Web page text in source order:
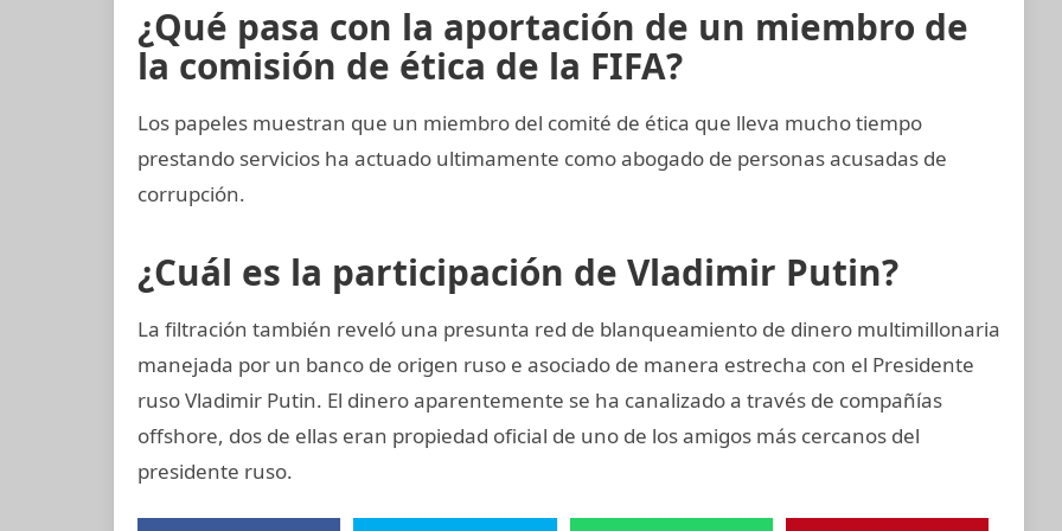
¿Qué pasa con la aportación de un miembro de
la comisión de ética de la FIFA?
Los papeles muestran que un miembro del comité de ética que lleva mucho tiempo
prestando servicios ha actuado ultimamente como abogado de personas acusadas de
corrupción.
¿Cuál es la participación de Vladimir Putin?
La filtración también reveló una presunta red de blanqueamiento de dinero multimillonaria
manejada por un banco de origen ruso e asociado de manera estrecha con el Presidente
ruso Vladimir Putin. El dinero aparentemente se ha canalizado a través de compañías
offshore, dos de ellas eran propiedad oficial de uno de los amigos más cercanos del
presidente ruso.